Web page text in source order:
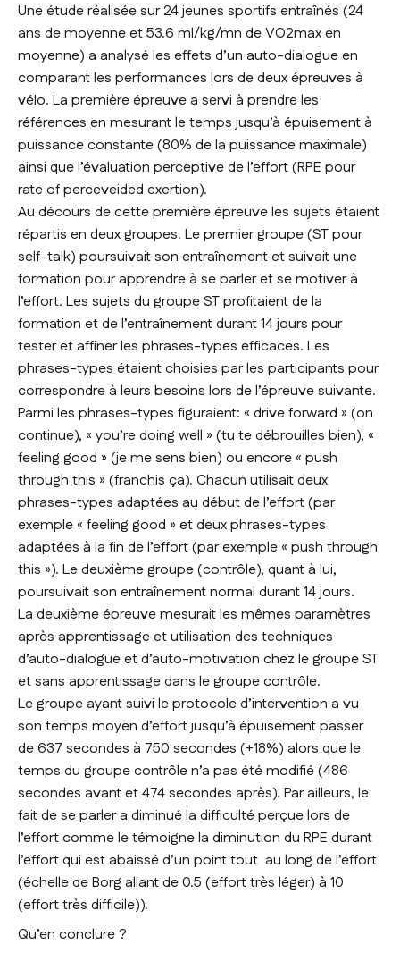
Une étude réalisée sur 24 jeunes sportifs entraînés (24
ans de moyenne et 53.6 ml/kg/mn de VO2max en
moyenne) a analysé les effets d’un auto-dialogue en
comparant les performances lors de deux épreuves à
vélo. La première épreuve a servi à prendre les
références en mesurant le temps jusqu’à épuisement à
puissance constante (80% de la puissance maximale)
ainsi que l’évaluation perceptive de l’effort (RPE pour
rate of perceveided exertion).
Au décours de cette première épreuve les sujets étaient
répartis en deux groupes. Le premier groupe (ST pour
self-talk) poursuivait son entraînement et suivait une
formation pour apprendre à se parler et se motiver à
l’effort. Les sujets du groupe ST profitaient de la
formation et de l’entraînement durant 14 jours pour
tester et affiner les phrases-types efficaces. Les
phrases-types étaient choisies par les participants pour
correspondre à leurs besoins lors de l’épreuve suivante.
Parmi les phrases-types figuraient: « drive forward » (on
continue), « you’re doing well » (tu te débrouilles bien), «
feeling good » (je me sens bien) ou encore « push
through this » (franchis ça). Chacun utilisait deux
phrases-types adaptées au début de l’effort (par
exemple « feeling good » et deux phrases-types
adaptées à la fin de l’effort (par exemple « push through
this »). Le deuxième groupe (contrôle), quant à lui,
poursuivait son entraînement normal durant 14 jours.
La deuxième épreuve mesurait les mêmes paramètres
après apprentissage et utilisation des techniques
d’auto-dialogue et d’auto-motivation chez le groupe ST
et sans apprentissage dans le groupe contrôle.
Le groupe ayant suivi le protocole d’intervention a vu
son temps moyen d’effort jusqu’à épuisement passer
de 637 secondes à 750 secondes (+18%) alors que le
temps du groupe contrôle n’a pas été modifié (486
secondes avant et 474 secondes après). Par ailleurs, le
fait de se parler a diminué la difficulté perçue lors de
l’effort comme le témoigne la diminution du RPE durant
l’effort qui est abaissé d’un point tout au long de l’effort
(échelle de Borg allant de 0.5 (effort très léger) à 10
(effort très difficile)).
Qu’en conclure ?